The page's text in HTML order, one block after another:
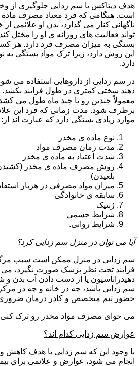
هدف دیتاکس یا سم زدایی جلوگیری از
است. هنگامی که فرد معتاد مصرف ماده
ناگهانی کنار می گذارد، بدن او علائمی
تواند فعالیت های روزانه ی او را مختل
بستگی به میزان مصرف فرد دارد. هر
این روش دارد، زیرا ترک مواد بستگی به
دارد.
در سم زدایی از داروهایی استفاده می
دهند سختی کمتری در طول فرایند بکشد.
معمولاً چندین رو تا چند ماه طول می کشد
برطرف شود. مدت زمانی که فرد این
موارد زیادی بستگی دارد که عبارت اند از:
نوع ماده ی مخدر
مدت زمان مصرف مواد
شدت اعتیاد به ماده ی مخدر
روش مصرف ماده ی مخدر
بلعیدن)
میزان مواد مصرفی در هربار
سابقه ی خانوادگی
ژنتیک
شرایط جسمی
شرایط روانی.
آیا می توان در منزل سم زدایی کرد؟
سم زدایی در منزل ممکن است سبب
فرایند تحت نظر پزشک صورت نگیرد، می
دهیدراتاسیون یا از دست دادن آب بدن و
سم زدایی باشد، چه در خانه و چه در
حضور تیم متخصص و کادر درمان
می خوای مصرف مواد مخدر رو ترک
عوارض سم زدایی کدام اند؟
با وجود این که سم زدایی با هدف کاهش
انجام می شود، عوارض و علائمی برای